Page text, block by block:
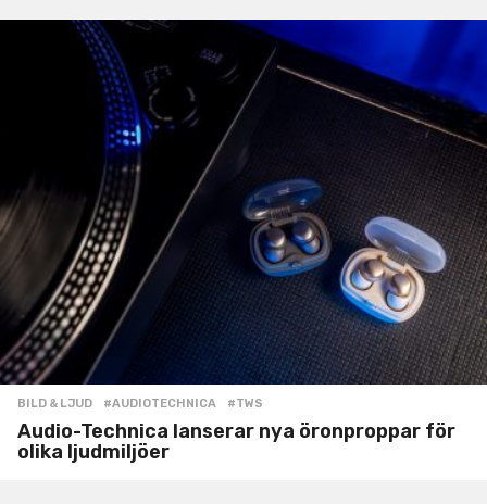
BILD & LJUD #AUDIOTECHNICA ,#TWS
Audio-Technica lanserar nya öronproppar för
olika ljudmiljöer